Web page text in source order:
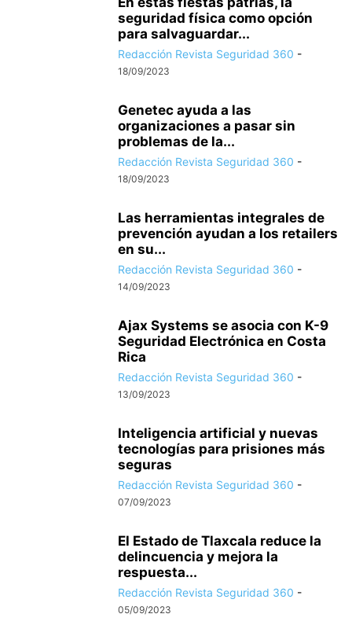
seguridad física como opción
para salvaguardar...
Redacción Revista Seguridad 360 -
18/09/2023
Genetec ayuda a las
organizaciones a pasar sin
problemas de la...
Redacción Revista Seguridad 360 -
18/09/2023
Las herramientas integrales de
prevención ayudan a los retailers
en su...
Redacción Revista Seguridad 360 -
14/09/2023
Ajax Systems se asocia con K-9
Seguridad Electrónica en Costa
Rica
Redacción Revista Seguridad 360 -
13/09/2023
Inteligencia artificial y nuevas
tecnologías para prisiones más
seguras
Redacción Revista Seguridad 360 -
07/09/2023
El Estado de Tlaxcala reduce la
delincuencia y mejora la
respuesta...
Redacción Revista Seguridad 360 -
05/09/2023